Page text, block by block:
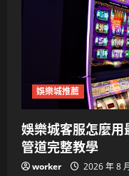
娛樂城推薦
娛樂城客服怎麼
管道完整教學
worker 2026 年 8